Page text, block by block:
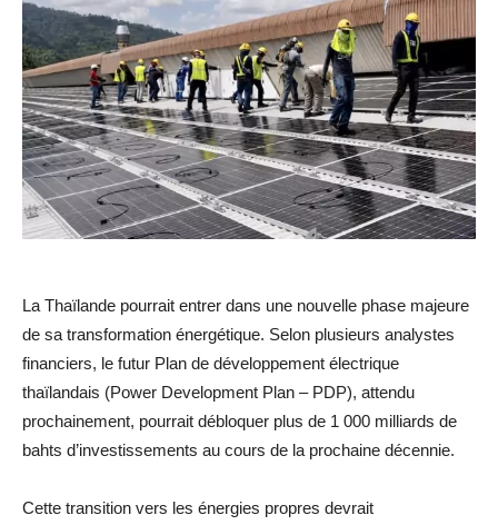
La Thaïlande pourrait entrer dans une nouvelle phase majeure
de sa transformation énergétique. Selon plusieurs analystes
financiers, le futur Plan de développement électrique
thaïlandais (Power Development Plan – PDP), attendu
prochainement, pourrait débloquer plus de 1 000 milliards de
bahts d’investissements au cours de la prochaine décennie.
Cette transition vers les énergies propres devrait